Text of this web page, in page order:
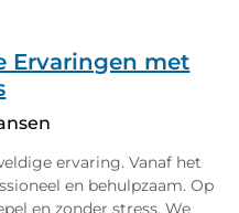
Ervaringen met
ervaring. Vanaf het
en behulpzaam. Op
en zonder stress. We